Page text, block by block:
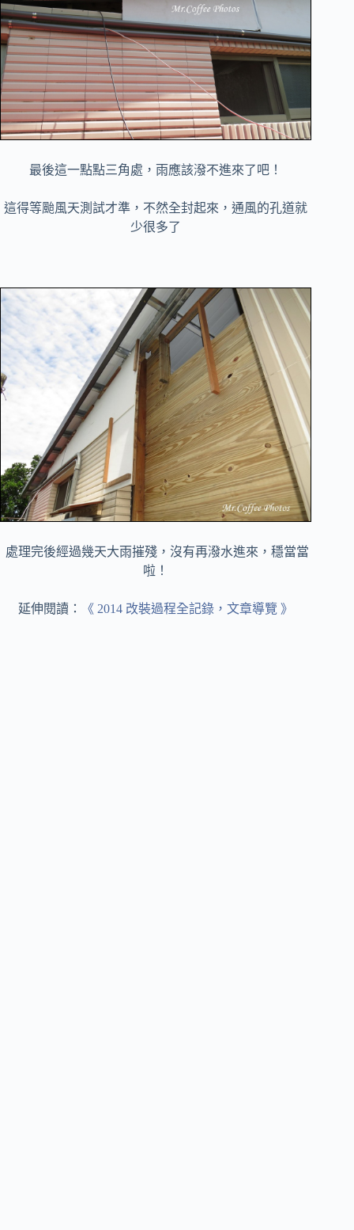
最後這一點點三角處，雨應該潑不進來了吧！
這得等颱風天測試才準，不然全封起來，通風的孔道就
少很多了
處理完後經過幾天大雨摧殘，沒有再潑水進來，穩當當
啦！
延伸閱讀： 《 2014 改裝過程全記錄，文章導覽 》